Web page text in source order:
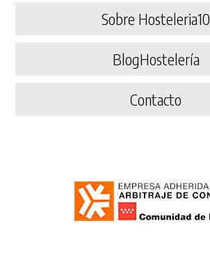
Sobre Hosteleria10
BlogHostelería
Contacto